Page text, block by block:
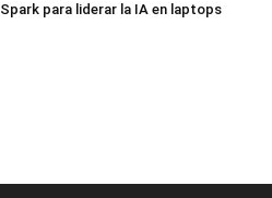
Spark para liderar la IA en laptops